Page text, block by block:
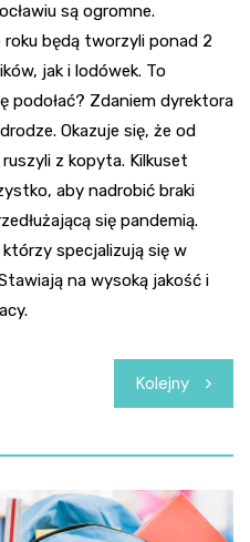
są ogromne.
roku będą tworzyli ponad 2
jak i lodówek. To
podołać? Zdaniem dyrektora
Okazuje się, że od
z kopyta. Kilkuset
aby nadrobić braki
się pandemią.
specjalizują się w
na wysoką jakość i
Kolejny